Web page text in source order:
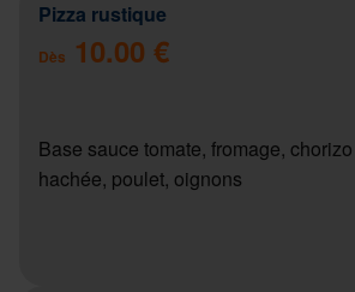
Pizza rustique
Dès 10.00 €
Base sauce tomate, fromage,
hachée, poulet, oignons